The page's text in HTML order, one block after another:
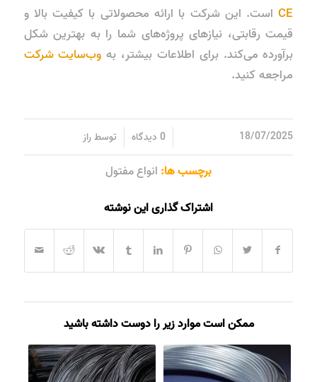
CEاست. این شرکت با ارائه محصولاتی با کیفیت بالا و
قیمت رقابتی، نیازهای پروژه‌های شما را به بهترین شکل
برآورده می‌کند. برای اطلاعات بیشتر، به وب‌سایت شرکت
مراجعه کنید.
18/07/2025 0 دیدگاه توسطراز
برچسب ها: انواع مفتول
اشتراک گذاری این نوشته
ممکن است موارد زیر را دوست داشته باشید